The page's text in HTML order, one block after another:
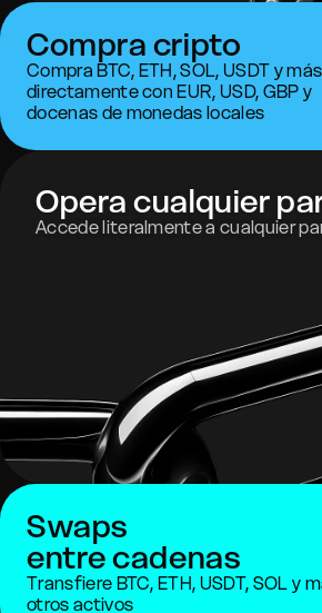
Opera cualquier
Accede literalmente a cualquier
Compra cripto
Compra BTC, ETH, SOL, USDT y más
directamente con EUR, USD, GBP y
docenas de monedas locales
Swaps
entre cadenas
Transfiere BTC, ETH, USDT, SOL y
otros activos